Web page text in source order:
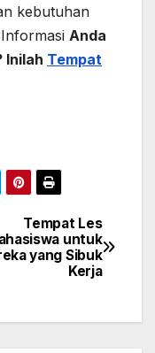
kebutuhan
Anda
Inilah Tempat
Tempat Les
untuk
yang Sibuk
Kerja